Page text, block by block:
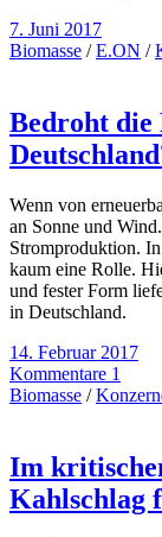
7. Juni 2017
Biomasse /E.ON /
Bedroht die
Wenn von
an Sonne und
Stromproduktion.
kaum eine Rolle.
und fester Form
in Deutschland.
14. Februar 2017
Kommentare 1
Biomasse /
Im
Kahlschlag